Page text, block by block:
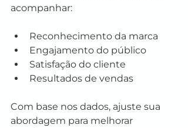
acompanhar:
Reconhecimento da marca
Engajamento do público
Satisfação do cliente
Resultados de vendas
Com base nos dados, ajuste sua
abordagem para melhorar